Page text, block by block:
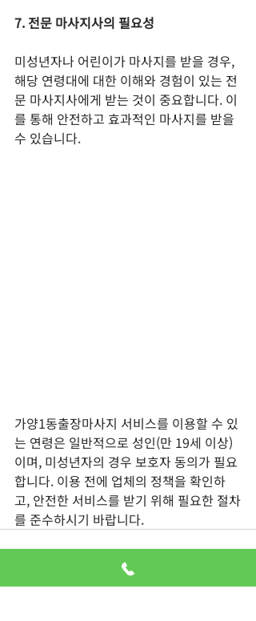
7. 전문 마사지사의 필요성
미성년자나 어린이가 마사지를 받을 경우,
해당 연령대에 대한 이해와 경험이 있는 전
문 마사지사에게 받는 것이 중요합니다. 이
를 통해 안전하고 효과적인 마사지를 받을
수 있습니다.
가양1동출장마사지 서비스를 이용할 수 있
는 연령은 일반적으로 성인(만 19세 이상)
이며, 미성년자의 경우 보호자 동의가 필요
합니다. 이용 전에 업체의 정책을 확인하
고, 안전한 서비스를 받기 위해 필요한 절차
를 준수하시기 바랍니다.